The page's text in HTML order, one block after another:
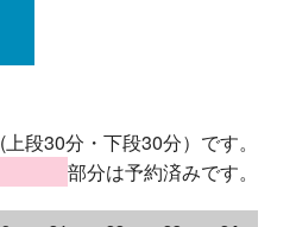
段30分・下段30分）です。
部分は予約済みです。